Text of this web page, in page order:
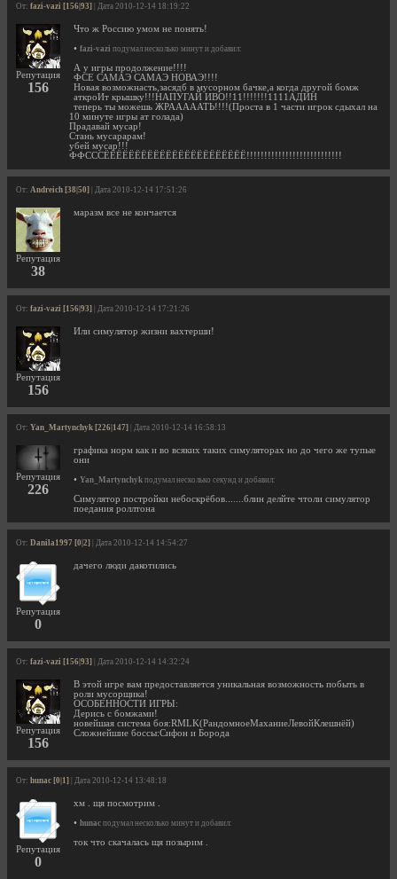
От: fazi-vazi [156|93] | Дата 2010-12-14 18:19:22
Репутация
156
Что ж Россию умом не понять!
• fazi-vazi подумал несколько минут и добавил:
А у игры продолжение!!!!
ФСЕ САМАЭ САМАЭ НОВАЭ!!!!
Новая возможнасть,засядб в мусорном бачке,а когда другой бомж
аткроИт крышку!!!НАПУГАЙ ИВО!!11!!!!!!!1111АДИН
теперь ты можешь ЖРАААААТЬ!!!!(Проста в 1 части игрок сдыхал на
10 минуте игры ат голада)
Прадавай мусар!
Стань мусарарам!
убей мусар!!!
ФФСССЁЁЁЁЁЁЁЁЁЁЁЁЁЁЁЁЁЁЁЁЁЁЁ!!!!!!!!!!!!!!!!!!!!!!!!!!!
От: Andreich [38|50] | Дата 2010-12-14 17:51:26
Репутация
38
маразм все не кончается
От: fazi-vazi [156|93] | Дата 2010-12-14 17:21:26
Репутация
156
Или симулятор жизни вахтерши!
От: Yan_Martynchyk [226|147] | Дата 2010-12-14 16:58:13
Репутация
226
графика норм как и во всяких таких симуляторах но до чего же тупые
они
• Yan_Martynchyk подумал несколько секунд и добавил:
Симулятор постройки небоскрёбов.......блин делйте чтоли симулятор
поедания роллтона
От: Danila1997 [0|2] | Дата 2010-12-14 14:54:27
Репутация
0
дачего люди дакотились
От: fazi-vazi [156|93] | Дата 2010-12-14 14:32:24
Репутация
156
В этой игре вам предоставляется уникальная возможность побыть в
роли мусорщика!
ОСОБЕННОСТИ ИГРЫ:
Дерись с бомжами!
новейшая система боя:RMLK(РандомноеМаханиеЛевойКлешнёй)
Сложнейшие боссы:Сифон и Борода
От: hunac [0|1] | Дата 2010-12-14 13:48:18
Репутация
0
хм . щя посмотрим .
• hunac подумал несколько минут и добавил:
ток что скачалась щя позырим .